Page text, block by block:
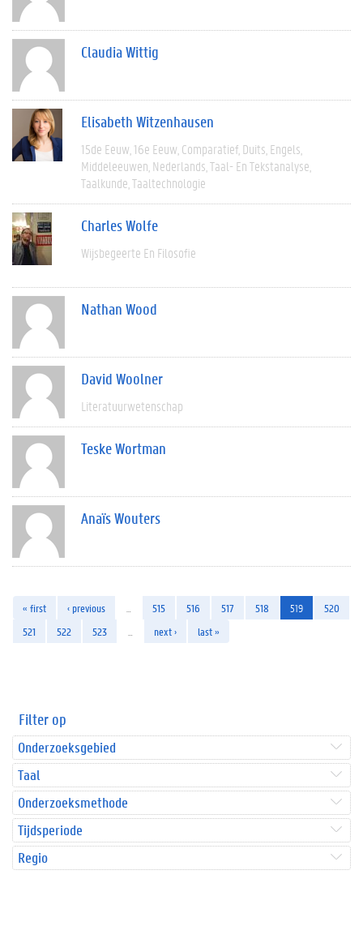
Claudia Wittig
Elisabeth Witzenhausen
15de Eeuw 16e Eeuw Comparatief Duits Engels
Middeleeuwen Nederlands Taal- En Tekstanalyse
Taalkunde Taaltechnologie
Charles Wolfe
Wijsbegeerte En Filosofie
Nathan Wood
David Woolner
Literatuurwetenschap
Teske Wortman
Anaïs Wouters
« first ‹ previous 515 516 517 518 519
520
521
522 523 next › last »
Filter op
Onderzoeksgebied
Taal
Onderzoeksmethode
Tijdsperiode
Regio